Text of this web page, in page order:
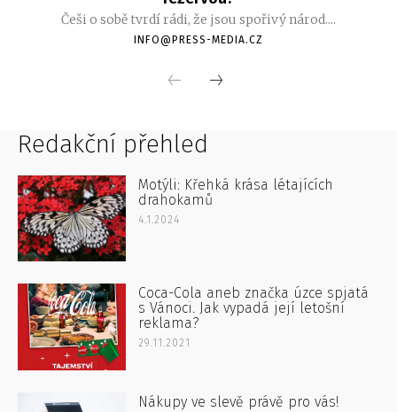
Redakční přehled
Motýli: Křehká krása létajících
drahokamů
4.1.2024
Coca-Cola aneb značka úzce spjatá
s Vánoci. Jak vypadá její letošní
reklama?
29.11.2021
Nákupy ve slevě právě pro vás!